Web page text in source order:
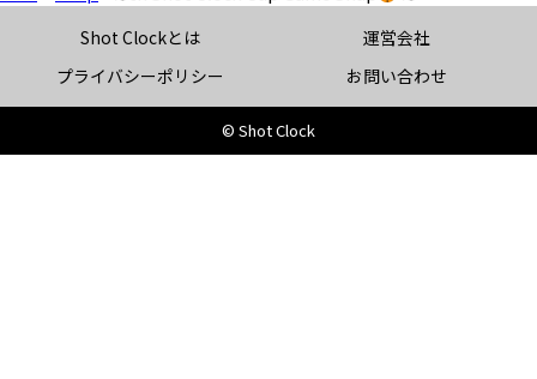
Shot Clockとは
運営会社
プライバシーポリシー
お問い合わせ
© Shot Clock